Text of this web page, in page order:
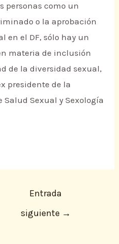
personas como un
o la aprobación
en el DF, sólo hay un
materia de inclusión
de la diversidad sexual,
presidente de la
Sexual y Sexología
Entrada
siguiente →